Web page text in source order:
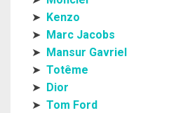
➤ Kenzo
➤ Marc Jacobs
➤ Mansur Gavriel
➤ Totême
➤ Dior
➤ Tom Ford